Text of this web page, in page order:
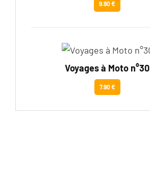
9.90 €
Voyages à Moto n°30
7.90 €